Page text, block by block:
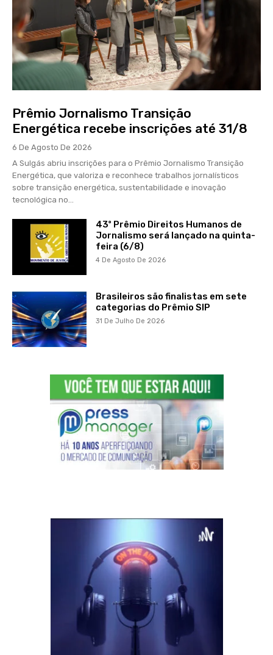
Prêmio Jornalismo Transição
Energética recebe inscrições até 31/8
6 De Agosto De 2026
A Sulgás abriu inscrições para o Prêmio Jornalismo Transição
Energética, que valoriza e reconhece trabalhos jornalísticos
sobre transição energética, sustentabilidade e inovação
tecnológica no...
43º Prêmio Direitos Humanos de
Jornalismo será lançado na quinta-
feira (6/8)
4 De Agosto De 2026
Brasileiros são finalistas em sete
categorias do Prêmio SIP
31 De Julho De 2026